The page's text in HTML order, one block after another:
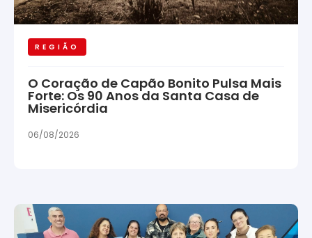
REGIÃO
O Coração de Capão Bonito Pulsa Mais
Forte: Os 90 Anos da Santa Casa de
Misericórdia
06/08/2026